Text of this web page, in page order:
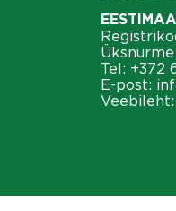
Tel: +372
E-post:
Veebileht: